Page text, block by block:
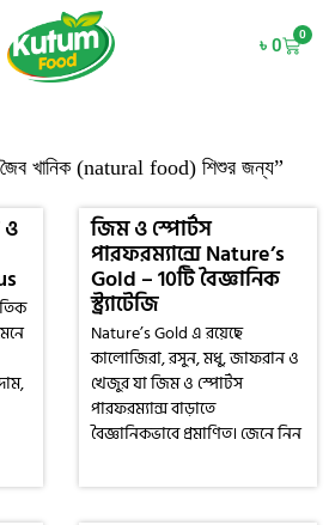
৳ 0
0
খানিক (natural food) শিশুর জন্য”
ও জিম ও স্পোর্টস
পারফরম্যান্সে Nature’s
Gold – 10টি বৈজ্ঞানিক
স্ট্র্যাটেজি
Nature’s Gold এ রয়েছে
কালোজিরা, রসুন, মধু, জাফরান ও
খেজুর যা জিম ও স্পোর্টস
পারফরম্যান্স বাড়াতে
বৈজ্ঞানিকভাবে প্রমাণিত। জেনে নিন